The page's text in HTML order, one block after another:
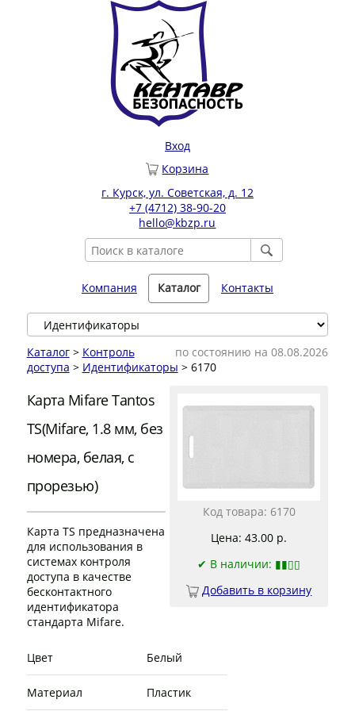
Вход
Корзина
г. Курск, ул. Советская, д. 12
+7 (4712) 38-90-20
hello@kbzp.ru
Компания Каталог Контакты
по состоянию на 08.08.2026
Каталог> Контроль
доступа > Идентификаторы > 6170
Код товара: 6170
Цена: 43.00 р.
✔ В наличии: ▮▮▯▯
Добавить в корзину
Карта Mifare Tantos
TS(Mifare, 1.8 мм, без
номера, белая, с
прорезью)
Карта TS предназначена
для использования в
системах контроля
доступа в качестве
бесконтактного
идентификатора
стандарта Mifare.
Цвет Белый
Материал Пластик